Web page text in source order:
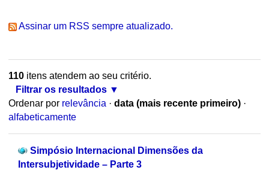
Assinar um RSS sempre atualizado.
110itens atendem ao seu critério.
Filtrar os resultados
Ordenar por relevância · data (mais recente primeiro) ·
alfabeticamente
Simpósio Internacional Dimensões da
Intersubjetividade – Parte 3